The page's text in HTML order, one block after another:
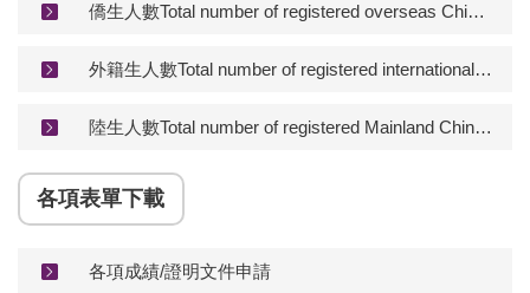
僑生人數Total number of registered overseas Chinese students
外籍生人數Total number of registered international students
陸生人數Total number of registered Mainland Chinese Students
各項表單下載
各項成績/證明文件申請